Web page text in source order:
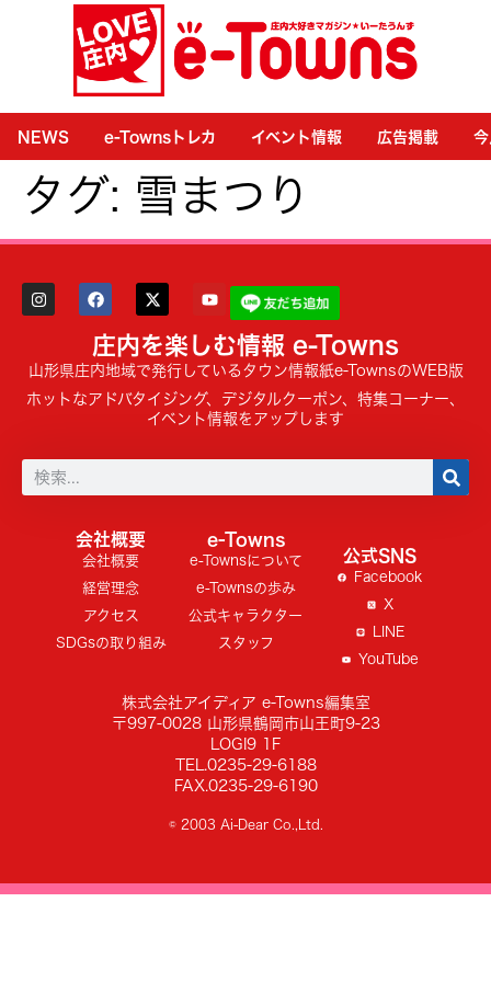
NEWS e-Townsトレカ イベント情報 広告掲載
タグ: 雪まつり
庄内を楽しむ情報 e-Towns
山形県庄内地域で発行しているタウン情報紙e-TownsのWEB版
ホットなアドバタイジング、デジタルクーポン、特集コーナー、
イベント情報をアップします
会社概要
会社概要
経営理念
アクセス
SDGsの取り組み
e-Towns
e-Townsについて
e-Townsの歩み
公式キャラクター
スタッフ
公式SNS
Facebook
X
LINE
YouTube
株式会社アイディア e-Towns編集室
〒997-0028 山形県鶴岡市山王町9-23
LOGI9 1F
TEL.0235-29-6188
FAX.0235-29-6190
© 2003 Ai-Dear Co.,Ltd.